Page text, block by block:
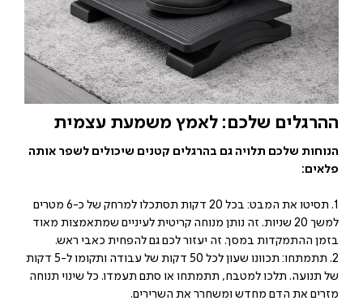
ההרגלים שלכם: לאמץ משמעת עצמית
הנוחות שלכם תלויה גם בהרגלים קטנים שיכולים לשפר אותה
פלאים:
1. תסיטו את המבט: בכל 20 דקות תסתכלו למרחק של כ-6 מטרים
למשך 20 שניות. זה נותן מנוחה קריטית לעיניים שמתאמצות מאוד
בזמן ההתמקדות במסך. זה יעזור לכם גם להפחית כאבי ראש.
2. תתמתחו: תכוונו שעון לכל 50 דקות של עבודה ותקומו ל-5 דקות
של תנועה. תלכו למטבח, תתמתחו או סתם תעמדו. כל שינוי תנוחה
מזרים את הדם מחדש ומשחרר את השרירים.